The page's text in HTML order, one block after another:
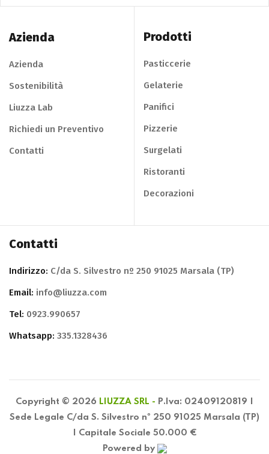
Azienda
Azienda
Sostenibilità
Liuzza Lab
Richiedi un Preventivo
Contatti
Prodotti
Pasticcerie
Gelaterie
Panifici
Pizzerie
Surgelati
Ristoranti
Decorazioni
Contatti
Indirizzo: C/da S. Silvestro nº 250 91025 Marsala (TP)
Email: info@liuzza.com
Tel: 0923.990657
Whatsapp: 335.1328436
Copyright © 2026 LIUZZA SRL - P.Iva: 02409120819 |
Sede Legale C/da S. Silvestro nº 250 91025 Marsala (TP)
| Capitale Sociale 50.000 €
Powered by